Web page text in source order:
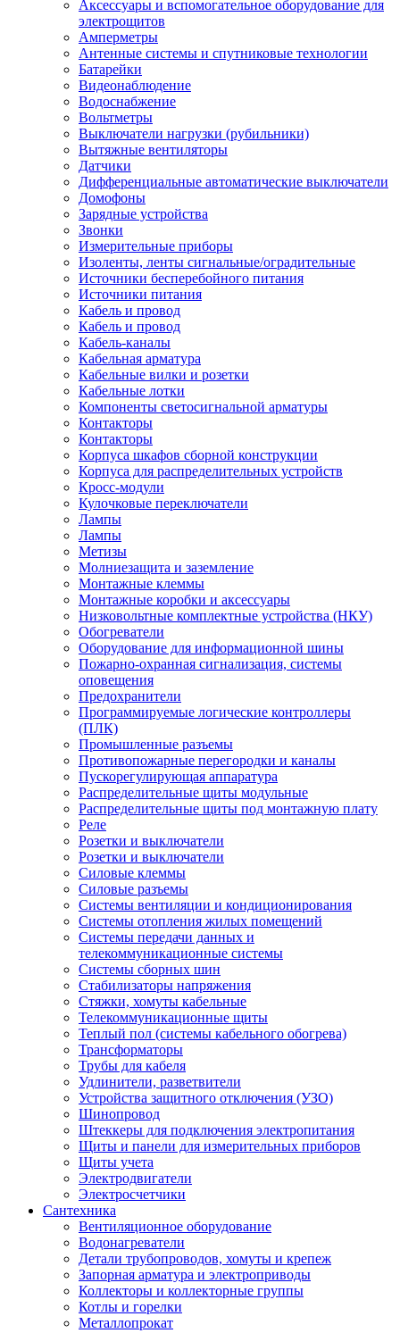
Аксессуары и вспомогательное оборудование для
электрощитов
Амперметры
Антенные системы и спутниковые технологии
Батарейки
Видеонаблюдение
Водоснабжение
Вольтметры
Выключатели нагрузки (рубильники)
Вытяжные вентиляторы
Датчики
Дифференциальные автоматические выключатели
Домофоны
Зарядные устройства
Звонки
Измерительные приборы
Изоленты, ленты сигнальные/оградительные
Источники бесперебойного питания
Источники питания
Кабель и провод
Кабель и провод
Кабель-каналы
Кабельная арматура
Кабельные вилки и розетки
Кабельные лотки
Компоненты светосигнальной арматуры
Контакторы
Контакторы
Корпуса шкафов сборной конструкции
Корпуса для распределительных устройств
Кросс-модули
Кулочковые переключатели
Лампы
Лампы
Метизы
Молниезащита и заземление
Монтажные клеммы
Монтажные коробки и аксессуары
Низковольтные комплектные устройства (НКУ)
Обогреватели
Оборудование для информационной шины
Пожарно-охранная сигнализация, системы
оповещения
Предохранители
Программируемые логические контроллеры
(ПЛК)
Промышленные разъемы
Противопожарные перегородки и каналы
Пускорегулирующая аппаратура
Распределительные щиты модульные
Распределительные щиты под монтажную плату
Реле
Розетки и выключатели
Розетки и выключатели
Силовые клеммы
Силовые разъемы
Системы вентиляции и кондиционирования
Системы отопления жилых помещений
Системы передачи данных и
телекоммуникационные системы
Системы сборных шин
Стабилизаторы напряжения
Стяжки, хомуты кабельные
Телекоммуникационные щиты
Теплый пол (системы кабельного обогрева)
Трансформаторы
Трубы для кабеля
Удлинители, разветвители
Устройства защитного отключения (УЗО)
Шинопровод
Штеккеры для подключения электропитания
Щиты и панели для измерительных приборов
Щиты учета
Электродвигатели
Электросчетчики
Сантехника
Вентиляционное оборудование
Водонагреватели
Детали трубопроводов, хомуты и крепеж
Запорная арматура и электроприводы
Коллекторы и коллекторные группы
Котлы и горелки
Металлопрокат